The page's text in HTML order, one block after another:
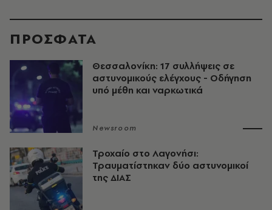
ΠΡΟΣΦΑΤΑ
Θεσσαλονίκη: 17 συλλήψεις σε
αστυνομικούς ελέγχους - Οδήγηση
υπό μέθη και ναρκωτικά
Newsroom
Τροχαίο στο Λαγονήσι:
Τραυματίστηκαν δύο αστυνομικοί
της ΔΙΑΣ